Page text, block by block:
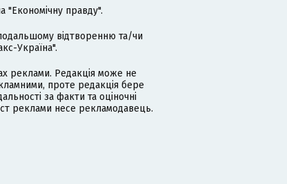
"Економічну правду".
відтворенню та/чи
Україна".
реклами. Редакція може не
проте редакція бере
за факти та оціночні
реклами несе рекламодавець.